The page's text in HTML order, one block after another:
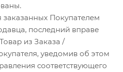
заказанных Покупателем
последний вправе
из Заказа /
уведомив об этом
соответствующего